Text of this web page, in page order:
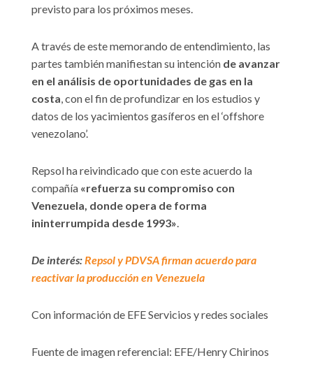
previsto para los próximos meses.
A través de este memorando de entendimiento, las
partes también manifiestan su intención de avanzar
en el análisis de oportunidades de gas en la
costa, con el fin de profundizar en los estudios y
datos de los yacimientos gasíferos en el ‘offshore
venezolano’.
Repsol ha reivindicado que con este acuerdo la
compañía «refuerza su compromiso con
Venezuela, donde opera de forma
ininterrumpida desde 1993».
De interés:Repsol y PDVSA firman acuerdo para
reactivar la producción en Venezuela
Con información de EFE Servicios y redes sociales
Fuente de imagen referencial: EFE/Henry Chirinos